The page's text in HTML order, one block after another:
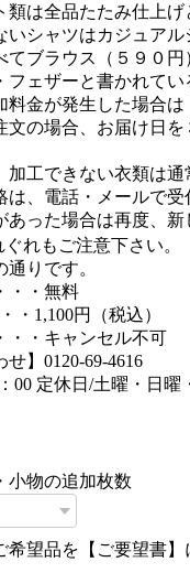
類は全品たたみ仕上げ
いシャツはカジュアル
てブラウス（５９０円
フェザーと書かれて
料金が発生した場合
文の場合、お届け日
加工できない衣類は
は、電話・メールで受
あった場合は再度、
れもご注意下さい。
りです。
・・無料
・1,100円（税込）
・・キャンセル不可
せ】0120-69-4616
00 定休日/土曜・日曜
小物の追加枚数
望品を【ご要望書】